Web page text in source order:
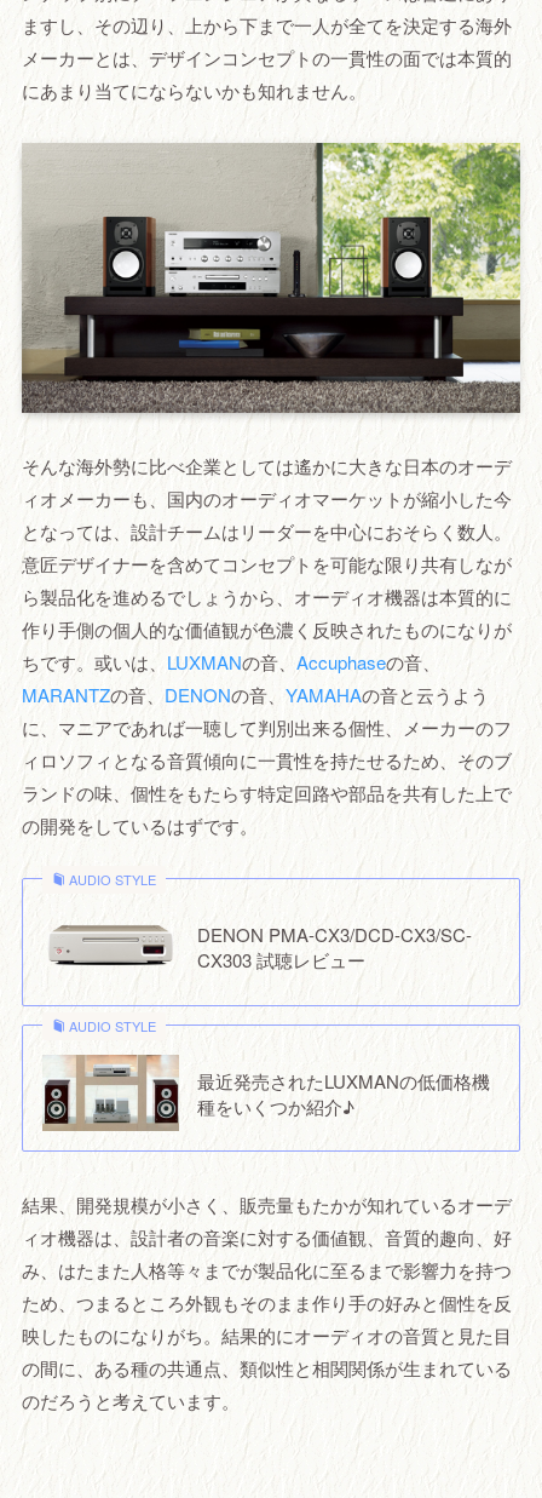
ますし、その辺り、上から下まで一人が全てを決定する海外
メーカーとは、デザインコンセプトの一貫性の面では本質的
にあまり当てにならないかも知れません。
そんな海外勢に比べ企業としては遙かに大きな日本のオーデ
ィオメーカーも、国内のオーディオマーケットが縮小した今
となっては、設計チームはリーダーを中心におそらく数人。
意匠デザイナーを含めてコンセプトを可能な限り共有しなが
ら製品化を進めるでしょうから、オーディオ機器は本質的に
作り手側の個人的な価値観が色濃く反映されたものになりが
ちです。或いは、 LUXMANの音、 Accuphaseの音、
MARANTZの音、 DENONの音、 YAMAHAの音と云うよう
に、マニアであれば一聴して判別出来る個性、メーカーのフ
ィロソフィとなる音質傾向に一貫性を持たせるため、そのブ
ランドの味、個性をもたらす特定回路や部品を共有した上で
の開発をしているはずです。
AUDIO STYLE
DENON PMA-CX3/DCD-CX3/SC-
CX303 試聴レビュー
AUDIO STYLE
最近発売されたLUXMANの低価格機
種をいくつか紹介♪
結果、開発規模が小さく、販売量もたかが知れているオーデ
ィオ機器は、設計者の音楽に対する価値観、音質的趣向、好
み、はたまた人格等々までが製品化に至るまで影響力を持つ
ため、つまるところ外観もそのまま作り手の好みと個性を反
映したものになりがち。結果的にオーディオの音質と見た目
の間に、ある種の共通点、類似性と相関関係が生まれている
のだろうと考えています。